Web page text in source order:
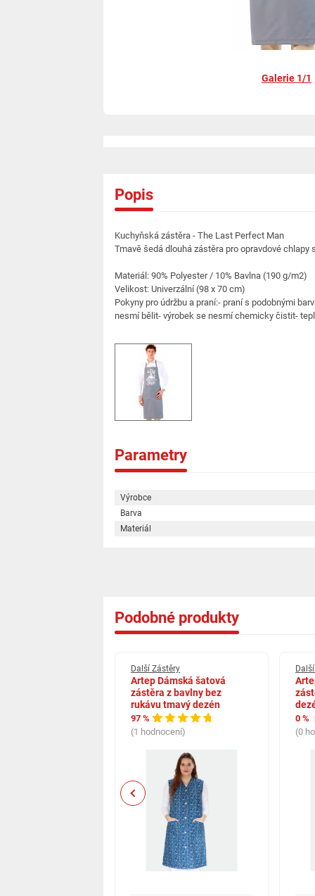
Galerie 1/1
Popis
Kuchyňská zástěra - The Last Perfect Man
Tmavě šedá dlouhá zástěra pro opravdové
Materiál: 90% Polyester / 10% Bavlna (190 g/m2)
Velikost: Univerzální (98 x 70 cm)
Pokyny pro údržbu a praní:- praní s podobnými
nesmí bělit- výrobek se nesmí chemicky čistit-
Parametry
Výrobce
Barva
Materiál
Podobné produkty
Další Zástěry
Artep Dámská šatová
zástěra z bavlny bez
rukávu tmavý dezén
97 %
(1 hodnocení)
0 %
(0
Previous